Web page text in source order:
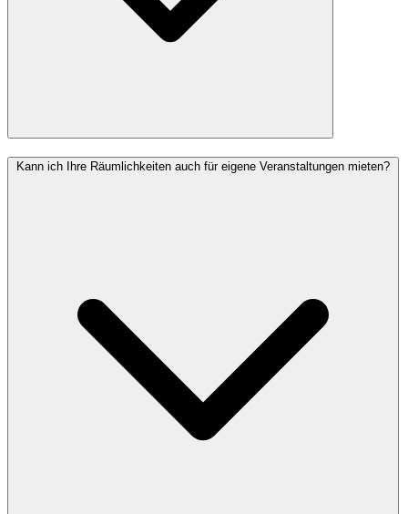
Kann ich Ihre Räumlichkeiten auch für eigene Veranstaltungen mieten?